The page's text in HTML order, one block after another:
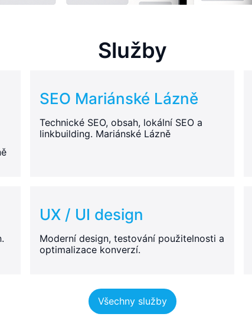
Služby
SEO Mariánské Lázně
Technické SEO, obsah, lokální SEO a
linkbuilding. Mariánské Lázně
UX / UI design
Moderní design, testování použitelnosti a
optimalizace konverzí.
Všechny služby